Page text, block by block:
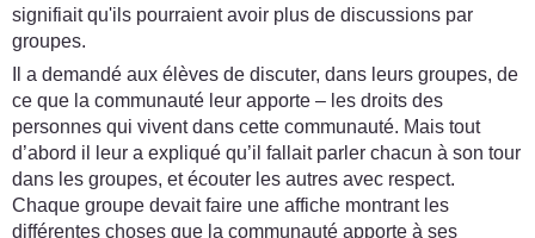
signifiait qu'ils pourraient avoir plus de discussions par
groupes.
Il a demandé aux élèves de discuter, dans leurs groupes, de
ce que la communauté leur apporte – les droits des
personnes qui vivent dans cette communauté. Mais tout
d’abord il leur a expliqué qu’il fallait parler chacun à son tour
dans les groupes, et écouter les autres avec respect.
Chaque groupe devait faire une affiche montrant les
différentes choses que la communauté apporte à ses